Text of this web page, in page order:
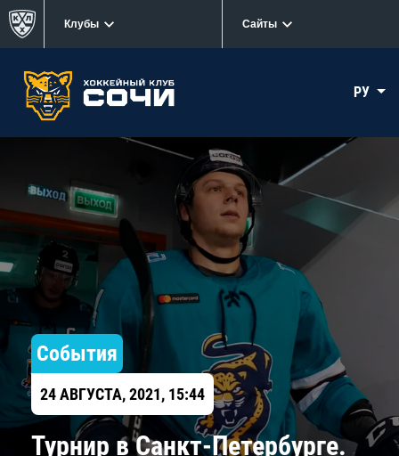
Клубы Сайты
РУ
События
24 АВГУСТА, 2021, 15:44
Турнир в Санкт-Петербурге.